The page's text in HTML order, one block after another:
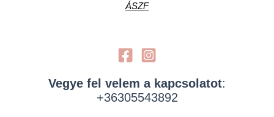
ÁSZF
Vegye fel velem a kapcsolatot:
+36305543892